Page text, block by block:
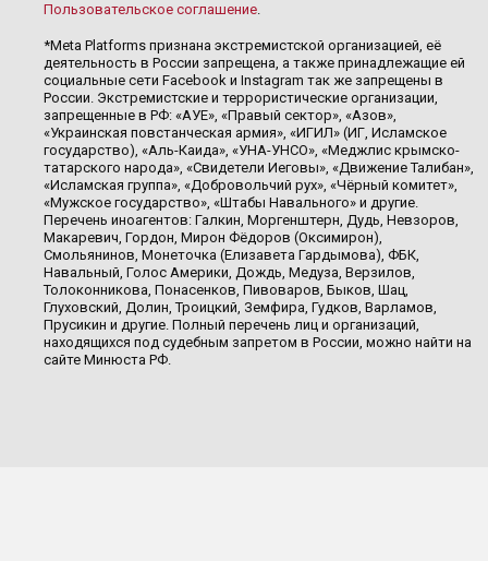
Пользовательское соглашение.
*Meta Platforms признана экстремистской организацией, её
деятельность в России запрещена, а также принадлежащие ей
социальные сети Facebook и Instagram так же запрещены в
России. Экстремистские и террористические организации,
запрещенные в РФ: «АУЕ», «Правый сектор», «Азов»,
«Украинская повстанческая армия», «ИГИЛ» (ИГ, Исламское
государство), «Аль-Каида», «УНА-УНСО», «Меджлис крымско-
татарского народа», «Свидетели Иеговы», «Движение Талибан»,
«Исламская группа», «Добровольчий рух», «Чёрный комитет»,
«Мужское государство», «Штабы Навального» и другие.
Перечень иноагентов: Галкин, Моргенштерн, Дудь, Невзоров,
Макаревич, Гордон, Мирон Фёдоров (Оксимирон),
Смольянинов, Монеточка (Елизавета Гардымова), ФБК,
Навальный, Голос Америки, Дождь, Медуза, Верзилов,
Толоконникова, Понасенков, Пивоваров, Быков, Шац,
Глуховский, Долин, Троицкий, Земфира, Гудков, Варламов,
Прусикин и другие. Полный перечень лиц и организаций,
находящихся под судебным запретом в России, можно найти на
сайте Минюста РФ.